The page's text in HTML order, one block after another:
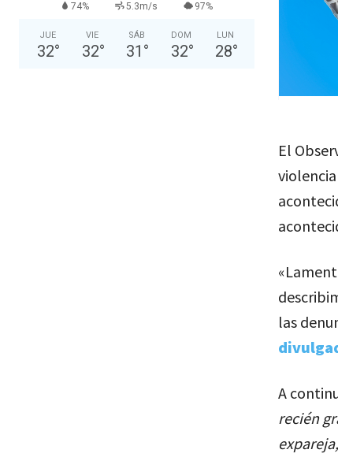
74% 5.3m/s 97%
JUE
32°
VIE
32°
SÁB
31 °
DOM
32°
LUN
28°
El
las
A
recién